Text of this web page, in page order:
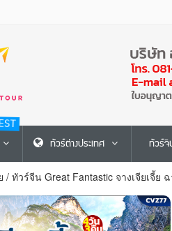
ทัวร์ต่างประเทศ ทัวร์
/ ทัวร์จีน Great Fantastic จางเจียเจี้